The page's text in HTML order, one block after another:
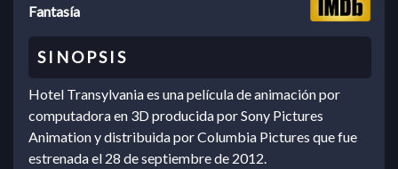
Fantasía
Hotel Transylvania es una película de animación por
computadora en 3D producida por Sony Pictures
Animation y distribuida por Columbia Pictures que fue
estrenada el 28 de septiembre de 2012.